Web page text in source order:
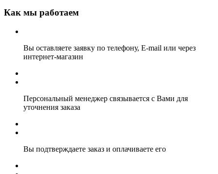
Как мы работаем
Вы оставляете заявку по телефону, E-mail или через
интернет-магазин
Персональный менеджер связывается с Вами для
уточнения заказа
Вы подтверждаете заказ и оплачиваете его